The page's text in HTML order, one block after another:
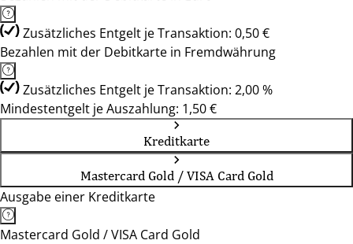
Zusätzliches Entgelt je Transaktion: 0,50 €
Bezahlen mit der Debitkarte in Fremdwährung
Zusätzliches Entgelt je Transaktion: 2,00 %
Mindestentgelt je Auszahlung: 1,50 €
Kreditkarte
Mastercard Gold / VISA Card Gold
Ausgabe einer Kreditkarte
Mastercard Gold / VISA Card Gold